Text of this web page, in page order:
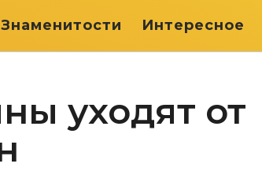
Знаменитости Интересное
уходят от